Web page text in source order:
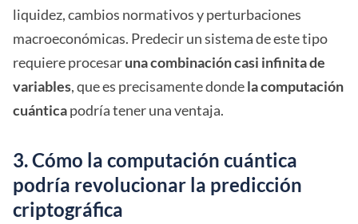
liquidez, cambios normativos y perturbaciones
macroeconómicas. Predecir un sistema de este tipo
requiere procesaruna combinación casi infinita de
variables, que es precisamente dondela computación
cuánticapodría tener una ventaja.
3. Cómo la computación cuántica
podría revolucionar la predicción
criptográfica